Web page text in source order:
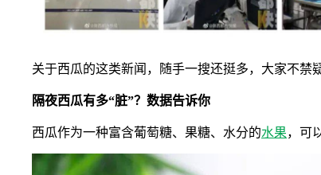
关于西瓜的这类新闻，随手一搜还挺多，大家不禁
隔夜西瓜有多“脏”？数据告诉你
西瓜作为一种富含葡萄糖、果糖、水分的水果，可